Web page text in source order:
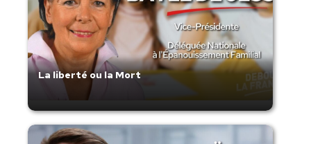
La liberté ou la Mort